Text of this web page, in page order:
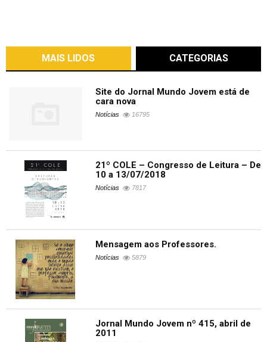
MAIS LIDOS CATEGORIAS
Site do Jornal Mundo Jovem está de
cara nova
Notícias 16795
21º COLE – Congresso de Leitura – De
10 a 13/07/2018
Notícias 7817
Mensagem aos Professores.
Notícias 5879
Jornal Mundo Jovem nº 415, abril de
2011